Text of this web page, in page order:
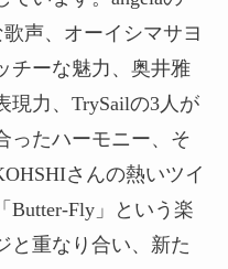
声、オーイシマサヨ
チーな魅力、奥井雅
現力、TrySailの3人が
ったハーモニー、そ
さんの熱いツイ
Butter-Fly」という楽
と重なり合い、新た